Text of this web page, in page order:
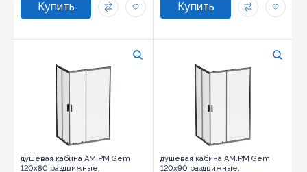
душевая кабина AM.PM Gem
120х80 раздвижные,
душевая кабина AM.PM Gem
120х90 раздвижные,